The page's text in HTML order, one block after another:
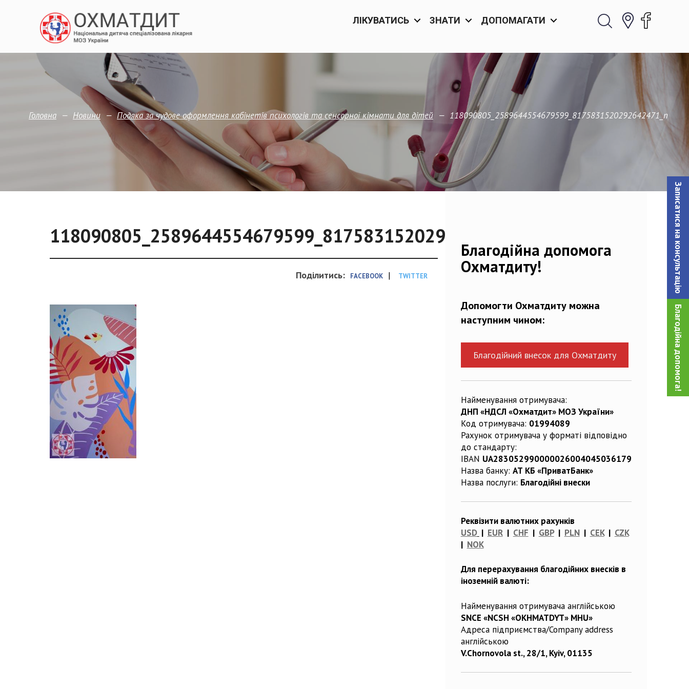
Записатися на консультацiю
Благодійна допомога!
ЛІКУВАТИСЬ ЗНАТИ ДОПОМАГАТИ
Головна — Новини — Подяка за чудове оформлення кабінетів психологів та сенсорної кімнати для дітей — 118090805_2589644554679599_8175831520292642471_n
118090805_2589644554679599_8175831520292642471_n
Поділитись: FACEBOOK | TWITTER
Благодійна допомога
Охматдиту!
Допомогти Охматдиту можна
наступним чином:
Благодійний внесок для Охматдиту
Найменування отримувача:
ДНП «НДСЛ «Охматдит» МОЗ України»
Код отримувача: 01994089
Рахунок отримувача у форматі відповідно
до стандарту:
IBAN UA283052990000026004045036179
Назва банку: АТ КБ «ПриватБанк»
Назва послуги: Благодійні внески
Реквізити валютних рахунків
USD | EUR| CHF | GBP| PLN| CEK| CZK
| NOK
Для перерахування благодійних внесків в
іноземній валюті:
Найменування отримувача англійською
SNCE «NCSH «OKHMATDYT» MHU»
Адреса підприємства/Company address
англійською
V.Chornovola st., 28/1, Kyiv, 01135